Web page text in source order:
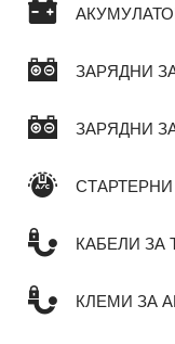
ЗАРЯДНИ
ЗАРЯДНИ
КАБЕЛИ ЗА
КЛЕМИ ЗА